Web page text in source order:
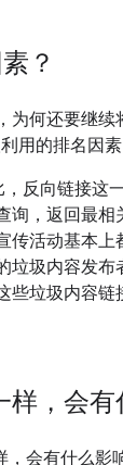
？
为何还要继
用的排名因素
反向链接这
，返回最
活动基本
圾内容发布
垃圾内容
，会有
，会有什么影